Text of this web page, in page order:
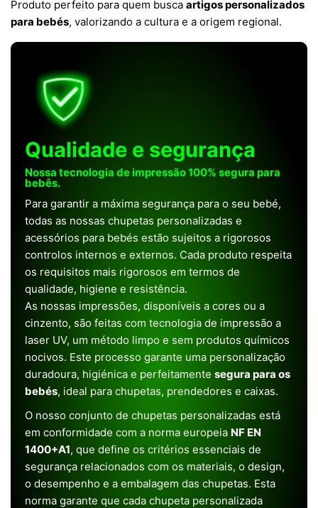
Produto perfeito para quem busca artigos personalizados
para bebés, valorizando a cultura e a origem regional.
Qualidade e segurança
Nossa tecnologia de impressão 100% segura para
bebês.
Para garantir a máxima segurança para o seu bebé,
todas as nossas chupetas personalizadas e
acessórios para bebés estão sujeitos a rigorosos
controlos internos e externos. Cada produto respeita
os requisitos mais rigorosos em termos de
qualidade, higiene e resistência.
As nossas impressões, disponíveis a cores ou a
cinzento, são feitas com tecnologia de impressão a
laser UV, um método limpo e sem produtos químicos
nocivos. Este processo garante uma personalização
duradoura, higiénica e perfeitamente segura para os
bebés, ideal para chupetas, prendedores e caixas.
O nosso conjunto de chupetas personalizadas está
em conformidade com a norma europeia NF EN
1400+A1, que define os critérios essenciais de
segurança relacionados com os materiais, o design,
o desempenho e a embalagem das chupetas. Esta
norma garante que cada chupeta personalizada